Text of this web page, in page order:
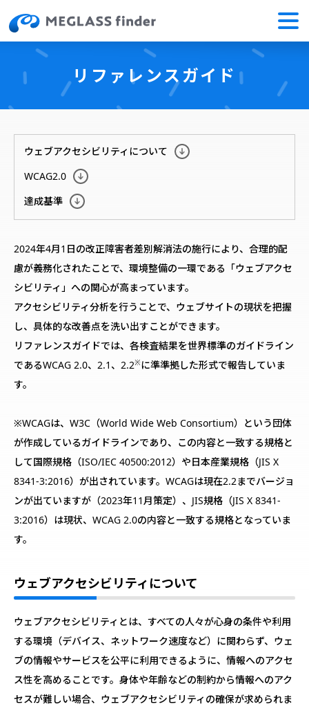
リファレンスガイド
ウェブアクセシビリティについて
WCAG2.0
達成基準
2024年4月1日の改正障害者差別解消法の施行により、合理的配
慮が義務化されたことで、環境整備の一環である「ウェブアクセ
シビリティ」への関心が高まっています。
アクセシビリティ分析を行うことで、ウェブサイトの現状を把握
し、具体的な改善点を洗い出すことができます。
リファレンスガイドでは、各検査結果を世界標準のガイドライン
であるWCAG 2.0、2.1、2.2※に準準拠した形式で報告していま
す。
※WCAGは、W3C（World Wide Web Consortium）という団体
が作成しているガイドラインであり、この内容と一致する規格と
して国際規格（ISO/IEC 40500:2012）や日本産業規格（JIS X
8341-3:2016）が出されています。WCAGは現在2.2までバージョ
ンが出ていますが（2023年11月策定）、JIS規格（JIS X 8341-
3:2016）は現状、WCAG 2.0の内容と一致する規格となっていま
す。
ウェブアクセシビリティについて
ウェブアクセシビリティとは、すべての人々が心身の条件や利用
する環境（デバイス、ネットワーク速度など）に関わらず、ウェ
ブの情報やサービスを公平に利用できるように、情報へのアクセ
ス性を高めることです。身体や年齢などの制約から情報へのアク
セスが難しい場合、ウェブアクセシビリティの確保が求められま